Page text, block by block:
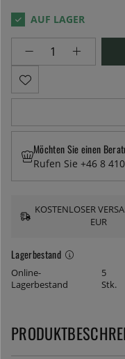
Lagerbestand
Online-
Lagerbestand
5
Stk.
Möchten Sie einen
Rufen Sie +46 8
KOSTENLOSER
EUR